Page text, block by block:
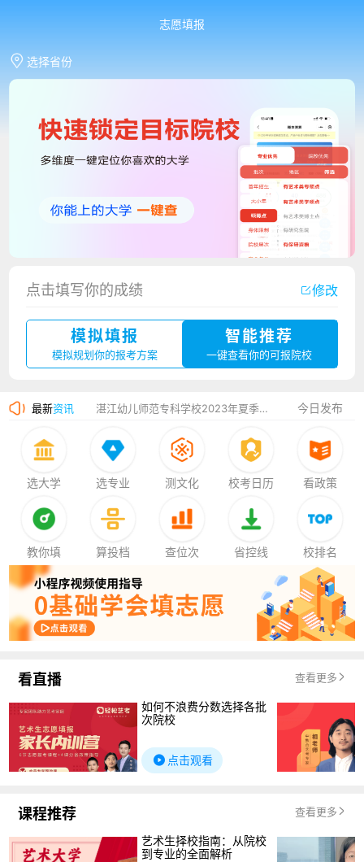
志愿填报
选择省份
点击填写你的成绩 修改
模拟填报
模拟规划你的报考方案
智能推荐
一键查看你的可报院校
最新资讯
厦门大学嘉庚学院2023年艺术类招生简章
湛江幼儿师范专科学校2023年夏季高考招生简章
香港中文大学（深圳）2023年夏季高考招生简章
今日发布
选大学 选专业 测文化 校考日历 看政策
教你填 算投档 查位次 省控线 校排名
看直播 查看更多
如何不浪费分数选择各批
次院校
点击观看
课程推荐 查看更多
艺术生择校指南：从院校
到专业的全面解析